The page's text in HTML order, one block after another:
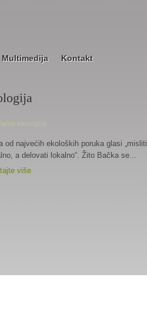
Multimedija Kontakt
od najvećih ekoloških poruka glasi „misliti
a delovati lokalno“. Žito Bačka se...
više